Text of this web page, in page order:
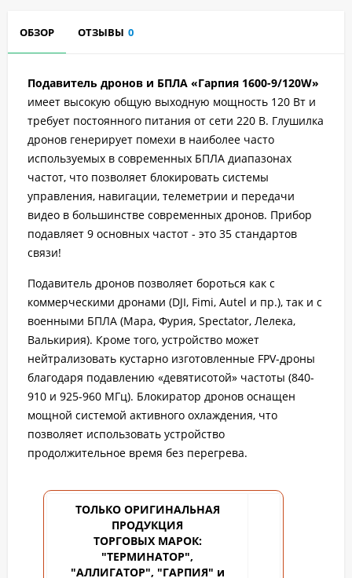
ОБЗОР ОТЗЫВЫ 0
Подавитель дронов и БПЛА «Гарпия 1600-9/120W»
имеет высокую общую выходную мощность 120 Вт и
требует постоянного питания от сети 220 В. Глушилка
дронов генерирует помехи в наиболее часто
используемых в современных БПЛА диапазонах
частот, что позволяет блокировать системы
управления, навигации, телеметрии и передачи
видео в большинстве современных дронов. Прибор
подавляет 9 основных частот - это 35 стандартов
связи!
Подавитель дронов позволяет бороться как с
коммерческими дронами (DJI, Fimi, Autel и пр.), так и с
военными БПЛА (Мара, Фурия, Spectator, Лелека,
Валькирия). Кроме того, устройство может
нейтрализовать кустарно изготовленные FPV-дроны
благодаря подавлению «девятисотой» частоты (840-
910 и 925-960 МГц). Блокиратор дронов оснащен
мощной системой активного охлаждения, что
позволяет использовать устройство
продолжительное время без перегрева.
ТОЛЬКО ОРИГИНАЛЬНАЯ
ПРОДУКЦИЯ
ТОРГОВЫХМАРОК:
"ТЕРМИНАТОР",
"АЛЛИГАТОР", "ГАРПИЯ" и